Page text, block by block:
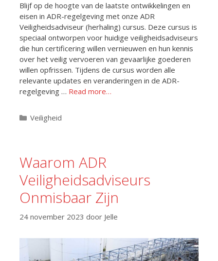
Blijf op de hoogte van de laatste ontwikkelingen en
eisen in ADR-regelgeving met onze ADR
Veiligheidsadviseur (herhaling) cursus. Deze cursus is
speciaal ontworpen voor huidige veiligheidsadviseurs
die hun certificering willen vernieuwen en hun kennis
over het veilig vervoeren van gevaarlijke goederen
willen opfrissen. Tijdens de cursus worden alle
relevante updates en veranderingen in de ADR-
regelgeving … Read more…
Categorieën
Veiligheid
Waarom ADR
Veiligheidsadviseurs
Onmisbaar Zijn
24 november 2023 door Jelle